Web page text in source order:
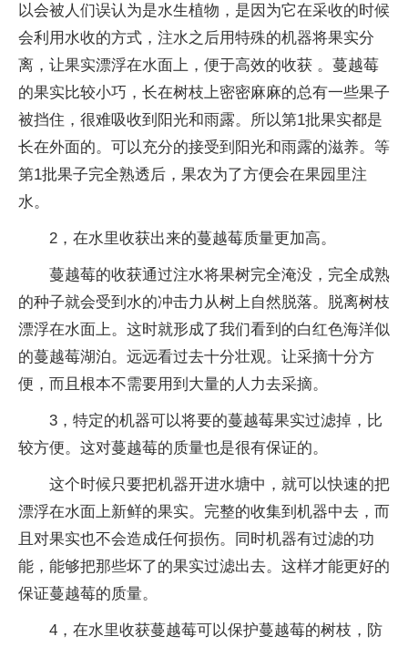
以会被人们误认为是水生植物，是因为它在采收的时候
会利用水收的方式，注水之后用特殊的机器将果实分
离，让果实漂浮在水面上，便于高效的收获 。蔓越莓
的果实比较小巧，长在树枝上密密麻麻的总有一些果子
被挡住，很难吸收到阳光和雨露。所以第1批果实都是
长在外面的。可以充分的接受到阳光和雨露的滋养。等
第1批果子完全熟透后，果农为了方便会在果园里注
水。
2，在水里收获出来的蔓越莓质量更加高。
蔓越莓的收获通过注水将果树完全淹没，完全成熟
的种子就会受到水的冲击力从树上自然脱落。脱离树枝
漂浮在水面上。这时就形成了我们看到的白红色海洋似
的蔓越莓湖泊。远远看过去十分壮观。让采摘十分方
便，而且根本不需要用到大量的人力去采摘。
3，特定的机器可以将要的蔓越莓果实过滤掉，比
较方便。这对蔓越莓的质量也是很有保证的。
这个时候只要把机器开进水塘中，就可以快速的把
漂浮在水面上新鲜的果实。完整的收集到机器中去，而
且对果实也不会造成任何损伤。同时机器有过滤的功
能，能够把那些坏了的果实过滤出去。这样才能更好的
保证蔓越莓的质量。
4，在水里收获蔓越莓可以保护蔓越莓的树枝，防